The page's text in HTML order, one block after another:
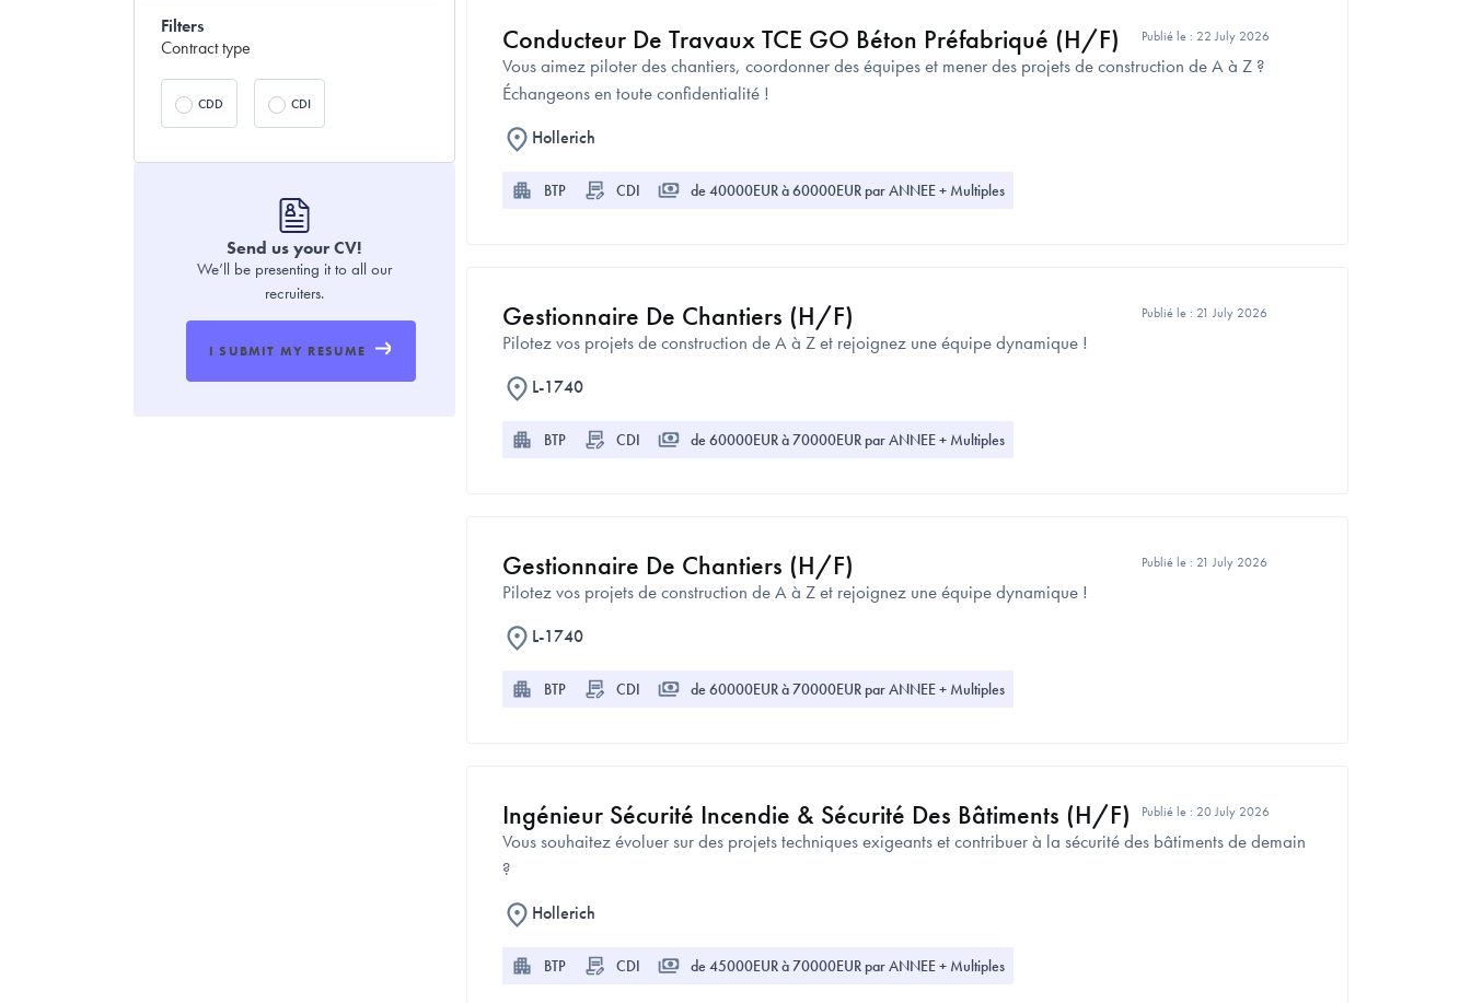
Filters
Contract type
CDD CDI
Send us your CV!
We’ll be presenting it to all our
recruiters.
I SUBMIT MY RESUME
Conducteur De Travaux TCE GO Béton Préfabriqué (H/F) Publié le : 22 July 2026
Vous aimez piloter des chantiers, coordonner des équipes et mener des projets de construction de A à Z ?
Échangeons en toute confidentialité !
Hollerich
BTP CDI de 40000EUR à 60000EUR par ANNEE + Multiples
Gestionnaire De Chantiers (H/F) Publié le : 21 July 2026
Pilotez vos projets de construction de A à Z et rejoignez une équipe dynamique !
L-1740
BTP CDI de 60000EUR à 70000EUR par ANNEE + Multiples
Gestionnaire De Chantiers (H/F) Publié le : 21 July 2026
Pilotez vos projets de construction de A à Z et rejoignez une équipe dynamique !
L-1740
BTP CDI de 60000EUR à 70000EUR par ANNEE + Multiples
Ingénieur Sécurité Incendie & Sécurité Des Bâtiments (H/F) Publié le : 20 July 2026
Vous souhaitez évoluer sur des projets techniques exigeants et contribuer à la sécurité des bâtiments de demain
?
Hollerich
BTP CDI de 45000EUR à 70000EUR par ANNEE + Multiples